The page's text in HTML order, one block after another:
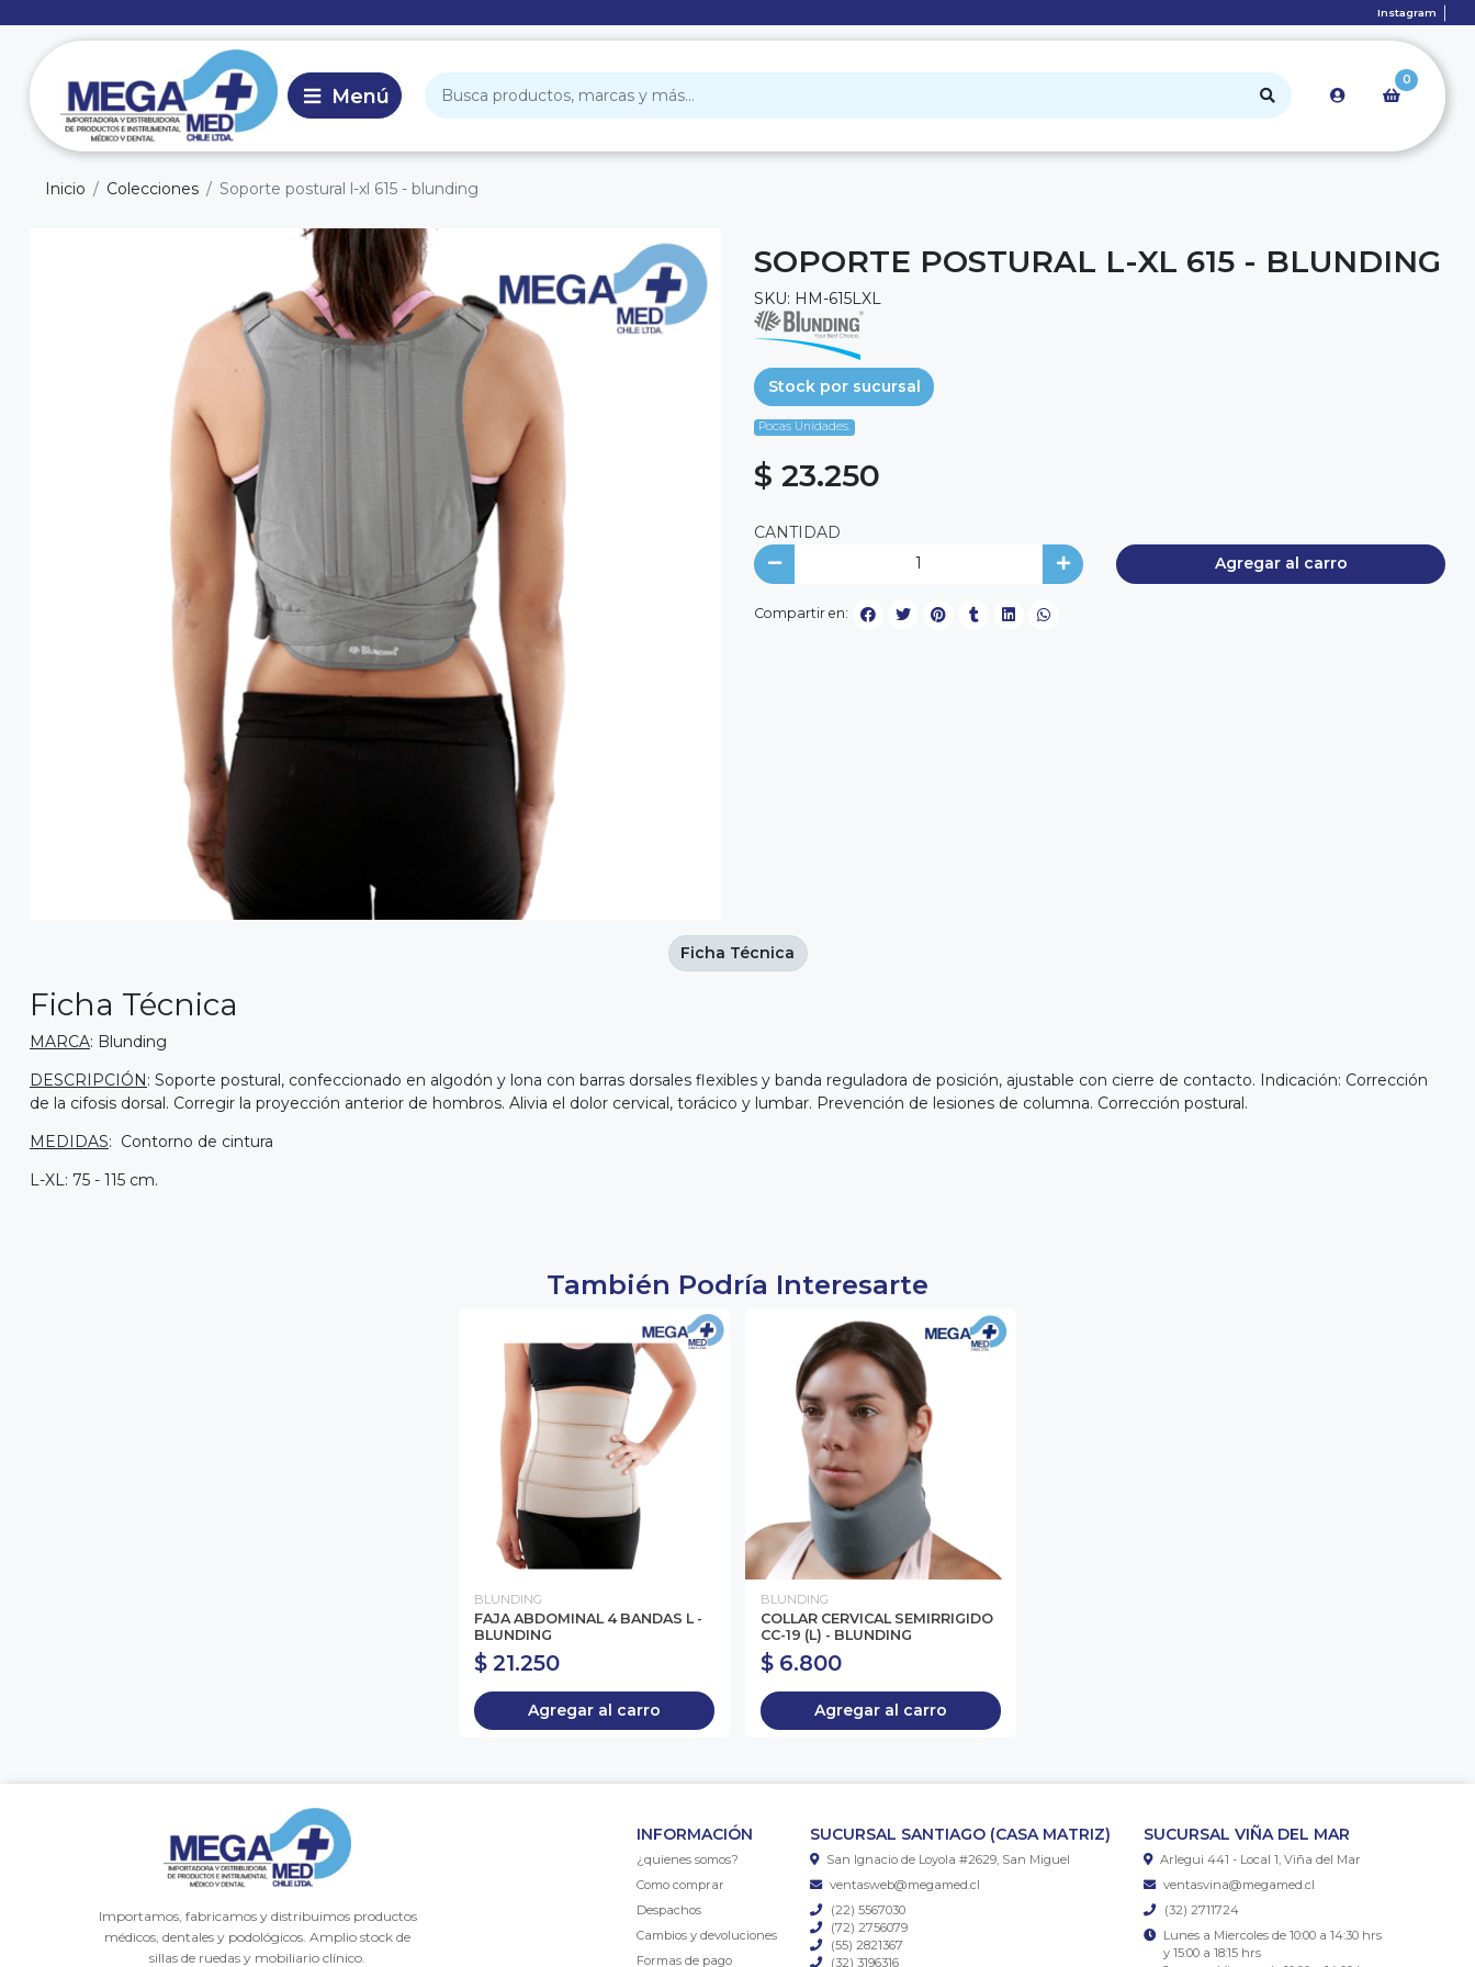
Instagram
0
Inicio Colecciones Soporte postural l-xl 615 - blunding
SOPORTE POSTURAL L-XL 615 - BLUNDING
SKU: HM-615LXL
Stock por sucursal
Pocas Unidades.
$ 23.250
CANTIDAD
Agregar al carro
Compartir en:
Ficha Técnica
MARCA: Blunding
DESCRIPCIÓN: Soporte postural, confeccionado en algodón y lona con barras dorsales flexibles y banda reguladora de posición, ajustable con cierre de contacto. Indicación: Corrección
de la cifosis dorsal. Corregir la proyección anterior de hombros. Alivia el dolor cervical, torácico y lumbar. Prevención de lesiones de columna. Corrección postural.
MEDIDAS: Contorno de cintura
L-XL: 75 - 115 cm.
Ficha Técnica
También Podría Interesarte
BLUNDING
FAJA ABDOMINAL 4 BANDAS L -
BLUNDING
$ 21.250
Agregar al carro
BLUNDING
COLLAR CERVICAL SEMIRRIGIDO
CC-19 (L) - BLUNDING
$ 6.800
Agregar al carro
Importamos, fabricamos y distribuimos productos
médicos, dentales y podológicos. Amplio stock de
sillas de ruedas y mobiliario clínico.
INFORMACIÓN
¿quienes somos?
Como comprar
Despachos
Cambios y devoluciones
Formas de pago
SUCURSAL SANTIAGO (CASA MATRIZ)
San Ignacio de Loyola #2629, San Miguel
ventasweb@megamed.cl
(22) 5567030
(72) 2756079
(55) 2821367
(32) 3196316
SUCURSAL VIÑA DEL MAR
Arlegui 441 - Local 1, Viña del Mar
ventasvina@megamed.cl
(32) 2711724
Lunes a Miercoles de 10:00 a 14:30 hrs
y 15:00 a 18:15 hrs